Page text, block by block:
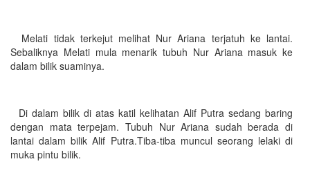
Melati tidak terkejut melihat Nur Ariana terjatuh ke lantai.
Sebaliknya Melati mula menarik tubuh Nur Ariana masuk ke
dalam bilik suaminya.
Di dalam bilik di atas katil kelihatan Alif Putra sedang baring
dengan mata terpejam. Tubuh Nur Ariana sudah berada di
lantai dalam bilik Alif Putra.Tiba-tiba muncul seorang lelaki di
muka pintu bilik.